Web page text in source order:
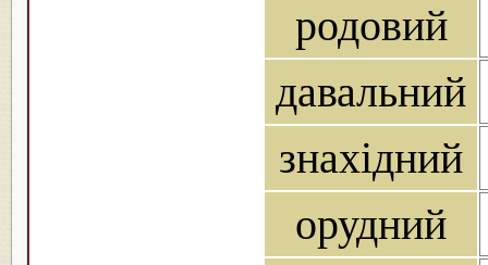
родовий
давальний
знахідний
орудний